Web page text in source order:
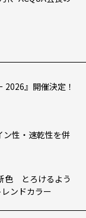
2026』開催決定！
ン性・速乾性を併
色 とろけるよう
ンドカラー